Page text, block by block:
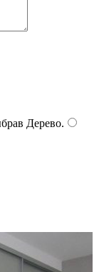
Дерево.